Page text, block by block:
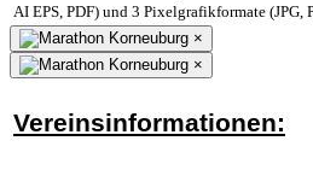
AI EPS, PDF) und 3 Pixelgrafikformate (JPG,
×
×
Vereinsinformationen: